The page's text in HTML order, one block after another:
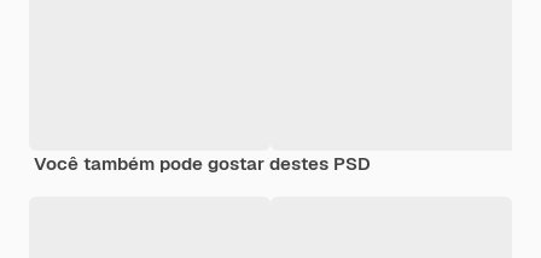
Você também pode gostar destes PSD